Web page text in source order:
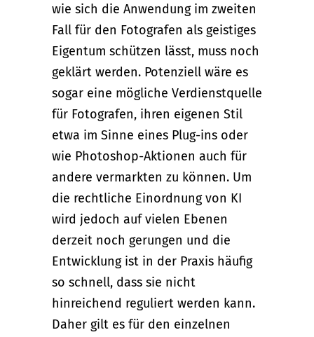
wie sich die Anwendung im zweiten
Fall für den Fotografen als geistiges
Eigentum schützen lässt, muss noch
geklärt werden. Potenziell wäre es
sogar eine mögliche Verdienstquelle
für Fotografen, ihren eigenen Stil
etwa im Sinne eines Plug-ins oder
wie Photoshop-Aktionen auch für
andere vermarkten zu können. Um
die rechtliche Einordnung von KI
wird jedoch auf vielen Ebenen
derzeit noch gerungen und die
Entwicklung ist in der Praxis häufig
so schnell, dass sie nicht
hinreichend reguliert werden kann.
Daher gilt es für den einzelnen